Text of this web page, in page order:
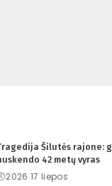
Šilutės rajone:
42 metų vyras
2026 17 liepos